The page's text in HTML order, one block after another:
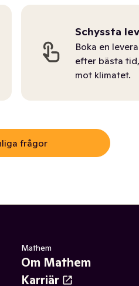
Schyssta
Boka en
efter bästa
mot klimatet.
frågor
Mathem
Om Mathem
Karriär